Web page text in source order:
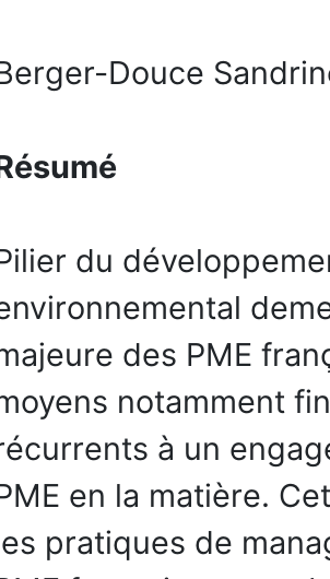
Douce
du
des PME
notamment
à un
en la matière.
pratiques de